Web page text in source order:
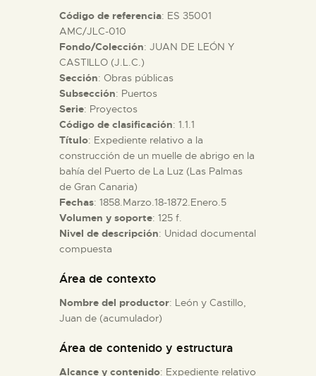
ACTIVIDADES
█
EL MUSEO
COLECCIONES
DIDÁCTICA
ESPAÑOL
Código de referencia: ES 35001
AMC/JLC-010
Fondo/Colección: JUAN DE LEÓN Y
CASTILLO (J.L.C.)
Sección: Obras públicas
Subsección: Puertos
Serie: Proyectos
Código de clasificación: 1.1.1
Título: Expediente relativo a la
construcción de un muelle de abrigo en la
bahía del Puerto de La Luz (Las Palmas
de Gran Canaria)
Fechas: 1858.Marzo.18-1872.Enero.5
Volumen y soporte: 125 f.
Nivel de descripción: Unidad documental
compuesta
Área de contexto
Nombre del productor: León y Castillo,
Juan de (acumulador)
Área de contenido y estructura
Alcance y contenido: Expediente relativo